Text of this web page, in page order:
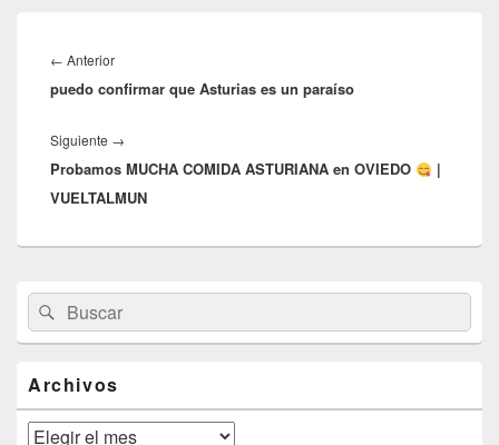
de
entradas
← AnteriorEntrada
anterior:
puedo confirmar que Asturias es un paraíso
Siguiente →
siguiente:
Probamos MUCHA COMIDA ASTURIANA en OVIEDO
|
VUELTALMUN
área
de
widget
lateral
primaria
Buscar
por:
Buscar
Archivos
Archivos